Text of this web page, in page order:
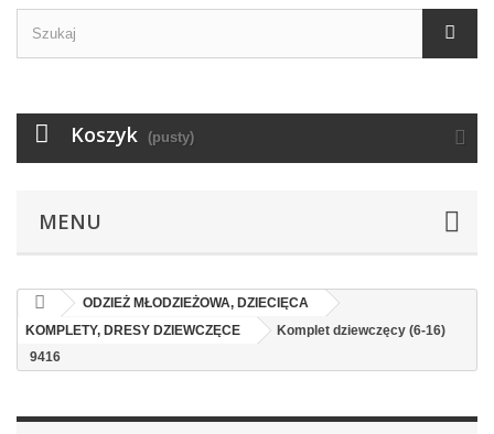
Koszyk (pusty)
MENU
ODZIEŻ MŁODZIEŻOWA, DZIECIĘCA
KOMPLETY, DRESY DZIEWCZĘCE
Komplet dziewczęcy (6-16)
9416